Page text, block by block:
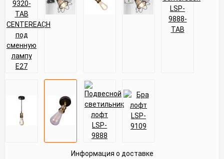
Информация о доставке